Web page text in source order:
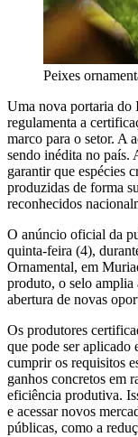
Peixes
Uma nova portaria
regulamenta a
marco para o setor. A
sendo inédita no país.
garantir que espécies
produzidas de forma
reconhecidos
O anúncio oficial da
quinta-feira (4),
Ornamental, em
produto, o selo amplia
abertura de novas
Os produtores
que pode ser aplicado
cumprir os requisitos
ganhos concretos em
eficiência produtiva.
e acessar novos
públicas, como a